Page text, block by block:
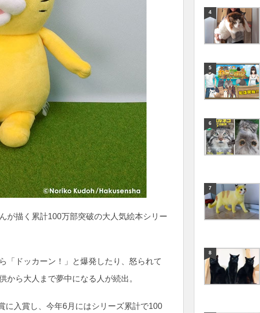
が描く累計100万部突破の大人気絵本シリー
「ドッカーン！」と爆発したり、怒られて
から大人まで夢中になる人が続出。
に入賞し、今年6月にはシリーズ累計で100
4
5
6
7
8